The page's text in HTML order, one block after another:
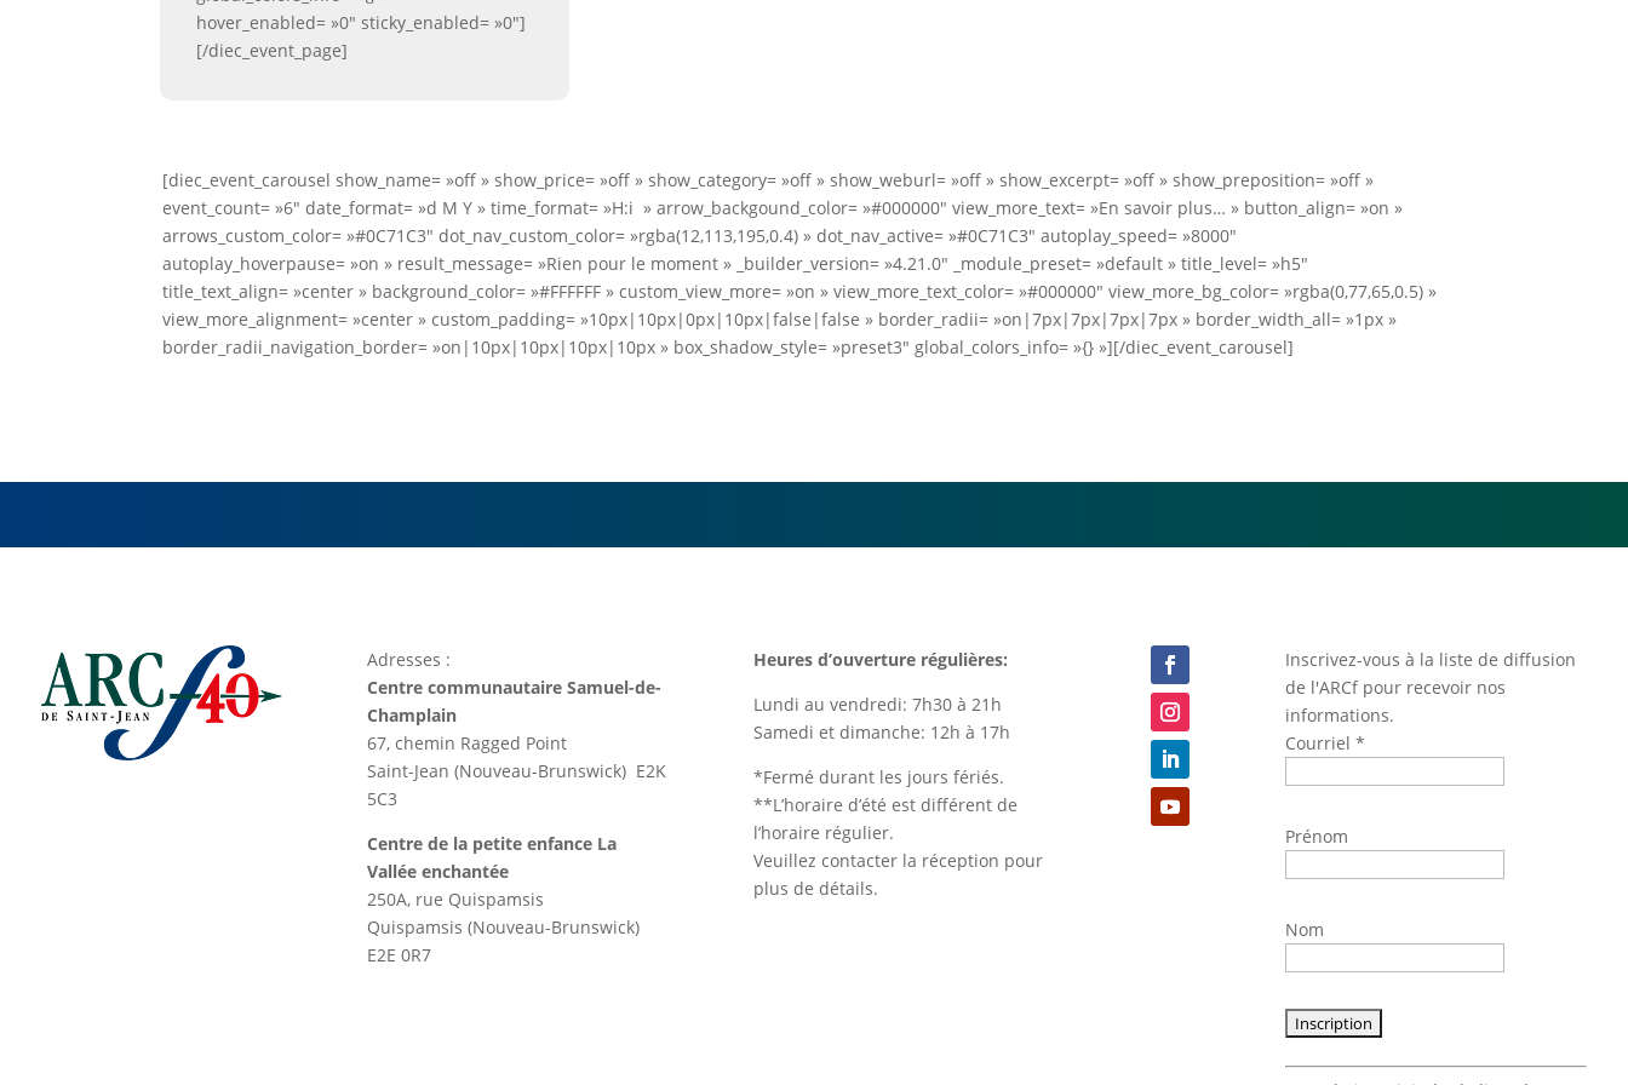
hover_enabled= »0″ sticky_enabled= »0″]
[/diec_event_page]
[diec_event_carousel show_name= »off » show_price= »off » show_category= »off » show_weburl= »off » show_excerpt= »off » show_preposition= »off »
event_count= »6″ date_format= »d M Y » time_format= »H:i » arrow_backgound_color= »#000000″ view_more_text= »En savoir plus… » button_align= »on »
arrows_custom_color= »#0C71C3″ dot_nav_custom_color= »rgba(12,113,195,0.4) » dot_nav_active= »#0C71C3″ autoplay_speed= »8000″
autoplay_hoverpause= »on » result_message= »Rien pour le moment » _builder_version= »4.21.0″ _module_preset= »default » title_level= »h5″
title_text_align= »center » background_color= »#FFFFFF » custom_view_more= »on » view_more_text_color= »#000000″ view_more_bg_color= »rgba(0,77,65,0.5) »
view_more_alignment= »center » custom_padding= »10px|10px|0px|10px|false|false » border_radii= »on|7px|7px|7px|7px » border_width_all= »1px »
border_radii_navigation_border= »on|10px|10px|10px|10px » box_shadow_style= »preset3″ global_colors_info= »{} »][/diec_event_carousel]
Adresses :
Centre communautaire Samuel-de-
Champlain
67, chemin Ragged Point
Saint-Jean (Nouveau-Brunswick) E2K
5C3
Centre de la petite enfance La
Vallée enchantée
250A, rue Quispamsis
Quispamsis (Nouveau-Brunswick)
E2E 0R7
Heures d’ouverture régulières:
Lundi au vendredi: 7h30 à 21h
Samedi et dimanche: 12h à 17h
*Fermé durant les jours fériés.
**L’horaire d’été est différent de
l’horaire régulier.
Veuillez contacter la réception pour
plus de détails.
Inscrivez-vous à la liste de diffusion
de l'ARCf pour recevoir nos
informations.
Courriel*
Prénom
Nom
Constant